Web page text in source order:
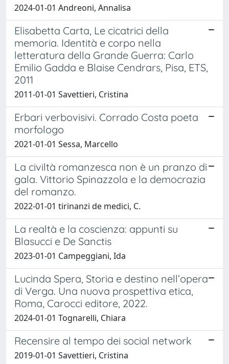
2024-01-01 Andreoni, Annalisa
Elisabetta Carta, Le cicatrici della
memoria. Identità e corpo nella
letteratura della Grande Guerra: Carlo
Emilio Gadda e Blaise Cendrars, Pisa, ETS,
2011
2011-01-01 Savettieri, Cristina
Erbari verbovisivi. Corrado Costa poeta
morfologo
2021-01-01 Sessa, Marcello
La civiltà romanzesca non è un pranzo di
gala. Vittorio Spinazzola e la democrazia
del romanzo.
2022-01-01 tirinanzi de medici, C.
La realtà e la coscienza: appunti su
Blasucci e De Sanctis
2023-01-01 Campeggiani, Ida
Lucinda Spera, Storia e destino nell’opera
di Verga. Una nuova prospettiva etica,
Roma, Carocci editore, 2022.
2024-01-01 Tognarelli, Chiara
Recensire al tempo dei social network
2019-01-01 Savettieri, Cristina